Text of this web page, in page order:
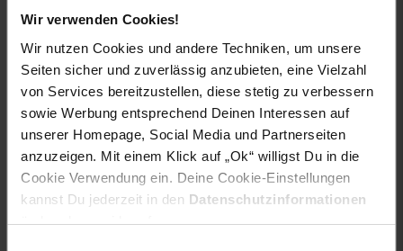
Wir verwenden Cookies!
Wir nutzen Cookies und andere Techniken, um unsere
Seiten sicher und zuverlässig anzubieten, eine Vielzahl
von Services bereitzustellen, diese stetig zu verbessern
sowie Werbung entsprechend Deinen Interessen auf
unserer Homepage, Social Media und Partnerseiten
anzuzeigen. Mit einem Klick auf „Ok“ willigst Du in die
Cookie Verwendung ein. Deine Cookie-Einstellungen
kannst Du jederzeit in den Datenschutzinformationen
ändern bzw. widerrufen.
Höhe in cm: 180
Material: Kiefer massiv
grundfarbe: weiß
Grundpreispflicht: nein
material: Kiefer massiv
produkttyp: Kleiderschrank
Gewählte Variante: